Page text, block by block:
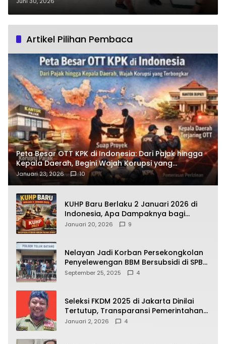
Jiwa
Artikel Pilihan Pembaca
Peta Besar OTT KPK di Indonesia: Dari Pajak hingga
Kepala Daerah, Begini Wajah Korupsi yang
Terbongkar
Januari 23, 2026 10
KUHP Baru Berlaku 2 Januari 2026 di
Indonesia, Apa Dampaknya bagi
Kehidupan Warga? Ini Aturan Kunci
Januari 20, 2026 9
Nelayan Jadi Korban Persekongkolan
Penyelewengan BBM Bersubsidi di SPBU
64.78809 Teluk Batang
September 25, 2025 4
Seleksi FKDM 2025 di Jakarta Dinilai
Tertutup, Transparansi Pemerintahan
Pramono–Rano Dipertanyakan
Januari 2, 2026 4